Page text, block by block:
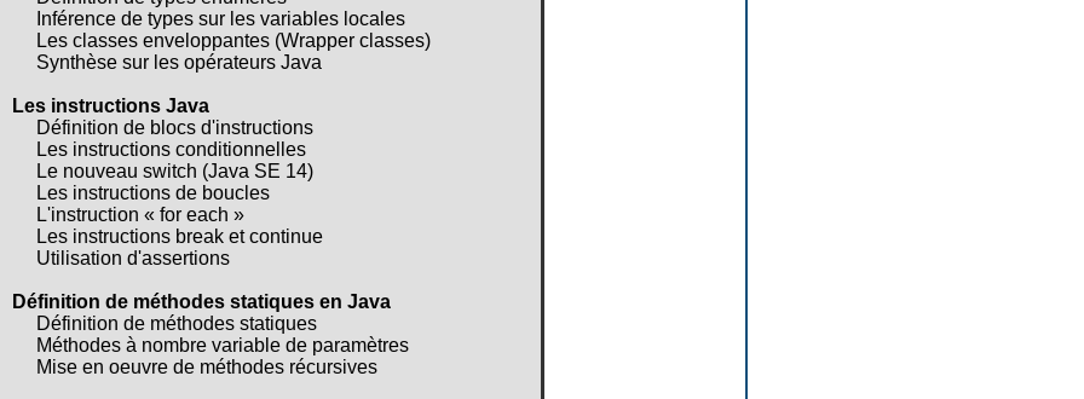
Inférence de types sur les variables locales
Les classes enveloppantes (Wrapper classes)
Synthèse sur les opérateurs Java
Les instructions Java
Définition de blocs d'instructions
Les instructions conditionnelles
Le nouveau switch (Java SE 14)
Les instructions de boucles
L'instruction « for each »
Les instructions break et continue
Utilisation d'assertions
Définition de méthodes statiques en Java
Définition de méthodes statiques
Méthodes à nombre variable de paramètres
Mise en oeuvre de méthodes récursives